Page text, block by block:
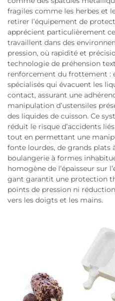
fragiles comme les herbes et
retirer l’équipement de
apprécient particulièrement
travaillent dans des
pression, où rapidité et
technologie de préhension
renforcement du frottement :
spécialisés qui évacuent les
contact, assurant une
manipulation d’ustensiles
des liquides de cuisson. Ce
réduit le risque d’accidents
tout en permettant une
fonte lourdes, de grands plats
boulangerie à formes
homogène de l’épaisseur sur
gant garantit une protection
points de pression ni
vers les doigts et les mains.